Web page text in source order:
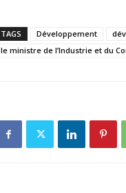
TAGS Développement
le ministre de l’Industrie et du